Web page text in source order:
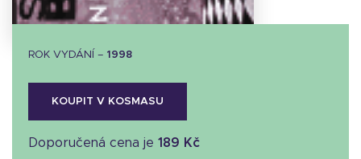
ROK VYDÁNÍ – 1998
KOUPIT V KOSMASU
Doporučená cena je 189 Kč